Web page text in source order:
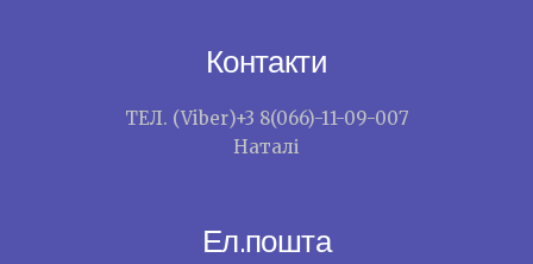
Контакти
ТЕЛ. (Viber)+3 8(066)-11-09-007
Наталі
Ел.пошта